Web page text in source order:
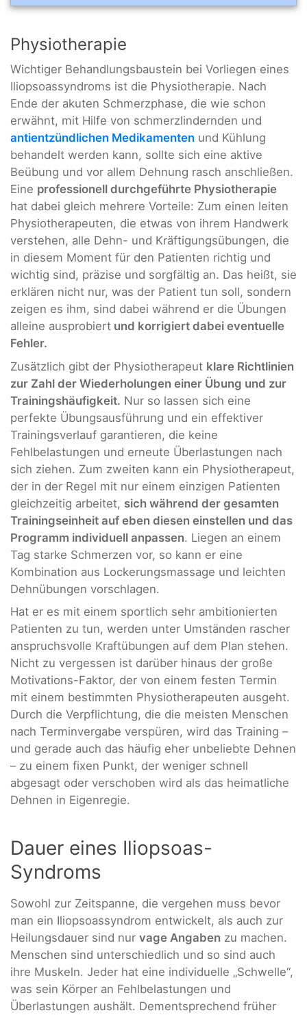
Physiotherapie
Wichtiger Behandlungsbaustein bei Vorliegen eines
Iliopsoassyndroms ist die Physiotherapie. Nach
Ende der akuten Schmerzphase, die wie schon
erwähnt, mit Hilfe von schmerzlindernden und
antientzündlichen Medikamenten und Kühlung
behandelt werden kann, sollte sich eine aktive
Beübung und vor allem Dehnung rasch anschließen.
Eine professionell durchgeführte Physiotherapie
hat dabei gleich mehrere Vorteile: Zum einen leiten
Physiotherapeuten, die etwas von ihrem Handwerk
verstehen, alle Dehn- und Kräftigungsübungen, die
in diesem Moment für den Patienten richtig und
wichtig sind, präzise und sorgfältig an. Das heißt, sie
erklären nicht nur, was der Patient tun soll, sondern
zeigen es ihm, sind dabei während er die Übungen
alleine ausprobiert und korrigiert dabei eventuelle
Fehler.
Zusätzlich gibt der Physiotherapeut klare Richtlinien
zur Zahl der Wiederholungen einer Übung und zur
Trainingshäufigkeit. Nur so lassen sich eine
perfekte Übungsausführung und ein effektiver
Trainingsverlauf garantieren, die keine
Fehlbelastungen und erneute Überlastungen nach
sich ziehen. Zum zweiten kann ein Physiotherapeut,
der in der Regel mit nur einem einzigen Patienten
gleichzeitig arbeitet, sich während der gesamten
Trainingseinheit auf eben diesen einstellen und das
Programm individuell anpassen. Liegen an einem
Tag starke Schmerzen vor, so kann er eine
Kombination aus Lockerungsmassage und leichten
Dehnübungen vorschlagen.
Hat er es mit einem sportlich sehr ambitionierten
Patienten zu tun, werden unter Umständen rascher
anspruchsvolle Kraftübungen auf dem Plan stehen.
Nicht zu vergessen ist darüber hinaus der große
Motivations-Faktor, der von einem festen Termin
mit einem bestimmten Physiotherapeuten ausgeht.
Durch die Verpflichtung, die die meisten Menschen
nach Terminvergabe verspüren, wird das Training –
und gerade auch das häufig eher unbeliebte Dehnen
– zu einem fixen Punkt, der weniger schnell
abgesagt oder verschoben wird als das heimatliche
Dehnen in Eigenregie.
Dauer eines Iliopsoas-
Syndroms
Sowohl zur Zeitspanne, die vergehen muss bevor
man ein Iliopsoassyndrom entwickelt, als auch zur
Heilungsdauer sind nur vage Angaben zu machen.
Menschen sind unterschiedlich und so sind auch
ihre Muskeln. Jeder hat eine individuelle „Schwelle“,
was sein Körper an Fehlbelastungen und
Überlastungen aushält. Dementsprechend früher